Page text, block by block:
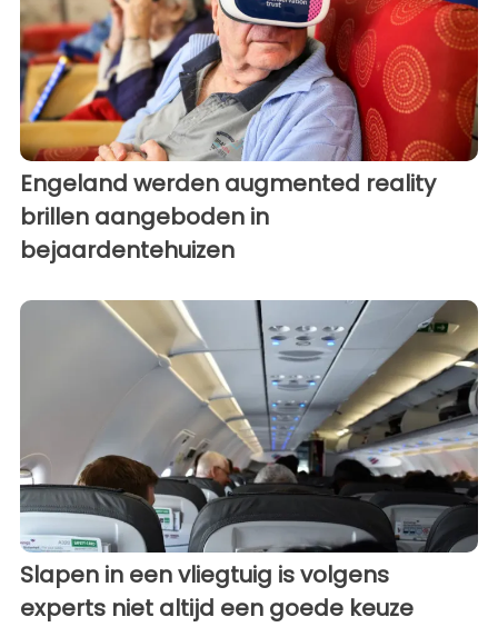
Engeland werden augmented reality
brillen aangeboden in
bejaardentehuizen
Slapen in een vliegtuig is volgens
experts niet altijd een goede keuze